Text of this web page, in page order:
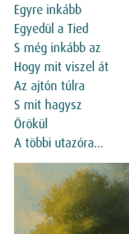
Egyre inkább
Egyedül a Tied
S még inkább az
Hogy mit viszel át
Az ajtón túlra
S mit hagysz
Örökül
A többi utazóra…